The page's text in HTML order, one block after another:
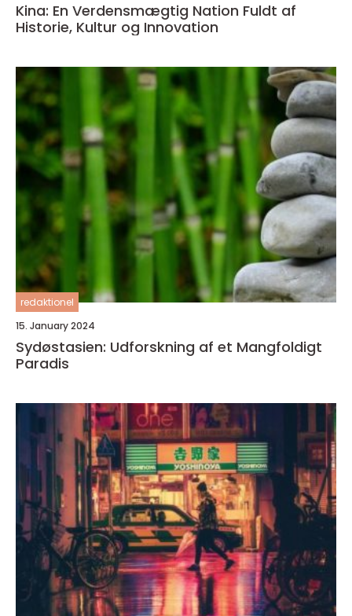
Kina: En Verdensmægtig Nation Fuldt af
Historie, Kultur og Innovation
redaktionel
15. January 2024
Sydøstasien: Udforskning af et Mangfoldigt
Paradis